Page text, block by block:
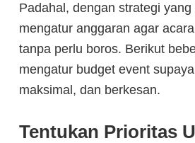
Padahal, dengan strategi
mengatur anggaran agar
tanpa perlu boros. Berikut
mengatur budget event
maksimal, dan berkesan.
Tentukan Prioritas